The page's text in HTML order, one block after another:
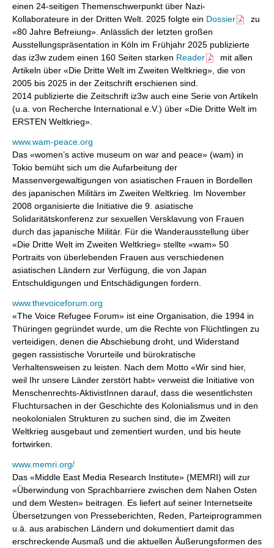
einen 24-seitigen Themenschwerpunkt über Nazi-
Kollaborateure in der Dritten Welt. 2025 folgte ein Dossier
zu
«80 Jahre Befreiung». Anlässlich der letzten großen
Ausstellungspräsentation in Köln im Frühjahr 2025 publizierte
das iz3w zudem einen 160 Seiten starken Reader
mit allen
Artikeln über «Die Dritte Welt im Zweiten Weltkrieg», die von
2005 bis 2025 in der Zeitschrift erschienen sind.
2014 publizierte die Zeitschrift iz3w auch eine Serie von Artikeln
(u.a. von Recherche International e.V.) über «Die Dritte Welt im
ERSTEN Weltkrieg».
www.wam-peace.org
Das «women’s active museum on war and peace» (wam) in
Tokio bemüht sich um die Aufarbeitung der
Massenvergewaltigungen von asiatischen Frauen in Bordellen
des japanischen Militärs im Zweiten Weltkrieg. Im November
2008 organisierte die Initiative die 9. asiatische
Solidaritätskonferenz zur sexuellen Versklavung von Frauen
durch das japanische Militär. Für die Wanderausstellung über
«Die Dritte Welt im Zweiten Weltkrieg» stellte «wam» 50
Portraits von überlebenden Frauen aus verschiedenen
asiatischen Ländern zur Verfügung, die von Japan
Entschuldigungen und Entschädigungen fordern.
www.thevoiceforum.org
«The Voice Refugee Forum» ist eine Organisation, die 1994 in
Thüringen gegründet wurde, um die Rechte von Flüchtlingen zu
verteidigen, denen die Abschiebung droht, und Widerstand
gegen rassistische Vorurteile und bürokratische
Verhaltensweisen zu leisten. Nach dem Motto «Wir sind hier,
weil Ihr unsere Länder zerstört habt» verweist die Initiative von
Menschenrechts-AktivistInnen darauf, dass die wesentlichsten
Fluchtursachen in der Geschichte des Kolonialismus und in den
neokolonialen Strukturen zu suchen sind, die im Zweiten
Weltkrieg ausgebaut und zementiert wurden, und bis heute
fortwirken.
www.memri.org/
Das «Middle East Media Research Institute» (MEMRI) will zur
«Überwindung von Sprachbarriere zwischen dem Nahen Osten
und dem Westen» beitragen. Es liefert auf seiner Internetseite
Übersetzungen von Presseberichten, Reden, Parteiprogrammen
u.ä. aus arabischen Ländern und dokumentiert damit das
erschreckende Ausmaß und die aktuellen Äußerungsformen des